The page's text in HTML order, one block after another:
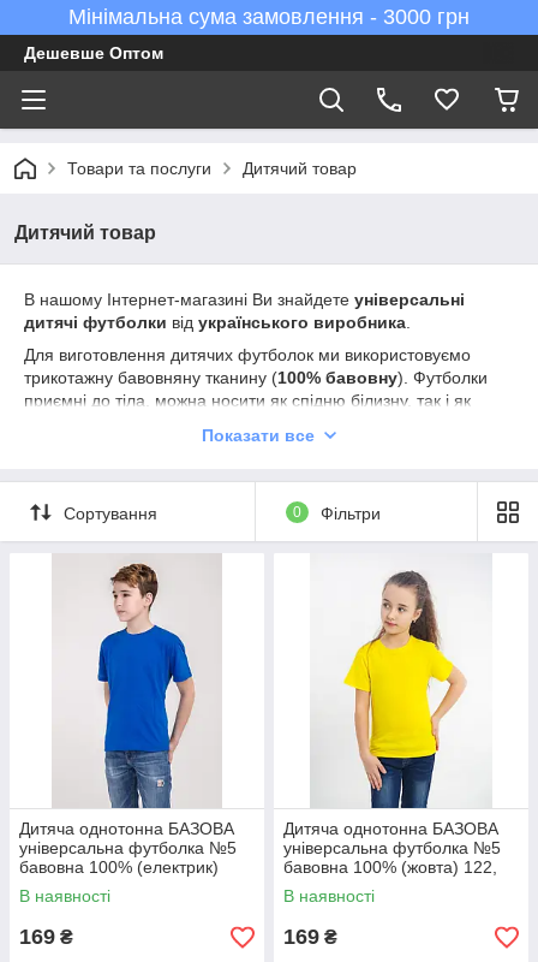
Мінімальна сума замовлення - 3000 грн
Дешевше Оптом
Товари та послуги Дитячий товар
Дитячий товар
В нашому Інтернет-магазині Ви знайдете універсальні
дитячі футболки від українського виробника
Для виготовлення дитячих футболок ми використовуємо
трикотажну бавовняну тканину (100% бавовну). Футболки
приємні до тіла, можна носити як спідню білизну, так і як
вільний крій; приємні до тіла, гарно перуться!
Футболки підходятьдля друку на них зображень, лого та ін.
Вони стануть зручним одягом для відпочинку, символом
командного духу (дитячий табір, фестиваль тощо), або
просто комфортною річчю для Вашої дитини.
Показати все
Сортування 0 Фільтри
Дитяча однотонна БАЗОВА
універсальна футболка №5
бавовна 100% (електрик)
122, 128-134, 140-146, 152-
158, 164-170
В наявності
169 ₴
Дитяча однотонна БАЗОВА
універсальна футболка №5
бавовна 100% (жовта) 122,
128-134, 140-146, 152-158,
164-170
В наявності
169 ₴